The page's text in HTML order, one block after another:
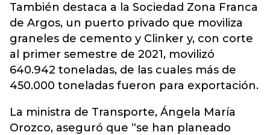
También destaca a la Sociedad Zona Franca
de Argos, un puerto privado que moviliza
graneles de cemento y Clinker y, con corte
al primer semestre de 2021, movilizó
640.942 toneladas, de las cuales más de
450.000 toneladas fueron para exportación.
La ministra de Transporte, Ángela María
Orozco, aseguró que “se han planeado